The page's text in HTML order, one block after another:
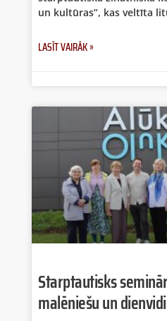
un kultūras”, kas veltīta
LASĪT VAIRĀK »
Starptautisks
malēniešu un